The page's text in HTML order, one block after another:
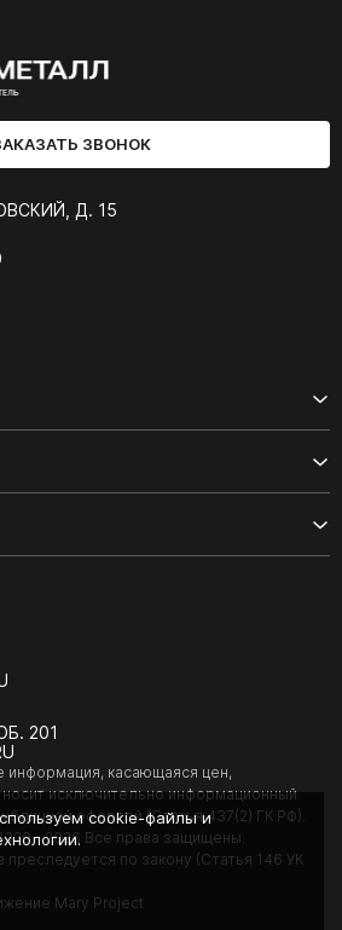
ЗВОНОК
Д. 15
201
информация, касающаяся цен,
носит исключительно информационный
офертой (Статья 437(2) ГК РФ).
- 2026 Все права защищены.
по закону (Статья 146 УК
Mary Project
cookie-файлы и